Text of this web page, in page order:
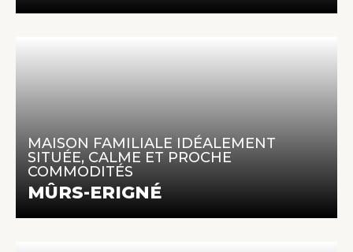
MAISON FAMILIALE IDÉALEMENT
SITUÉE, CALME ET PROCHE
COMMODITÉS
MÛRS-ERIGNÉ
159.61 m² | 8 pièces | 6 chambres
En savoir +